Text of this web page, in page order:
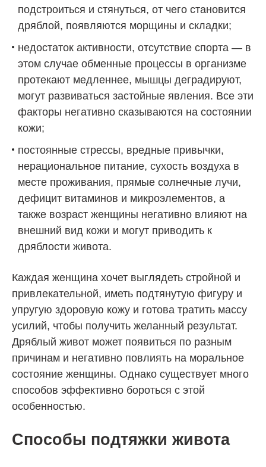
подстроиться и стянуться, от чего становится
дряблой, появляются морщины и складки;
недостаток активности, отсутствие спорта — в
этом случае обменные процессы в организме
протекают медленнее, мышцы деградируют,
могут развиваться застойные явления. Все эти
факторы негативно сказываются на состоянии
кожи;
постоянные стрессы, вредные привычки,
нерациональное питание, сухость воздуха в
месте проживания, прямые солнечные лучи,
дефицит витаминов и микроэлементов, а
также возраст женщины негативно влияют на
внешний вид кожи и могут приводить к
дряблости живота.
Каждая женщина хочет выглядеть стройной и
привлекательной, иметь подтянутую фигуру и
упругую здоровую кожу и готова тратить массу
усилий, чтобы получить желанный результат.
Дряблый живот может появиться по разным
причинам и негативно повлиять на моральное
состояние женщины. Однако существует много
способов эффективно бороться с этой
особенностью.
Способы подтяжки живота